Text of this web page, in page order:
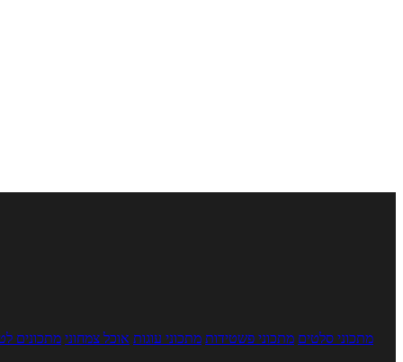
מתכוני סלטים מתכוני פשטידות מתכוני עוגות אוכל צמחוני מתכונים